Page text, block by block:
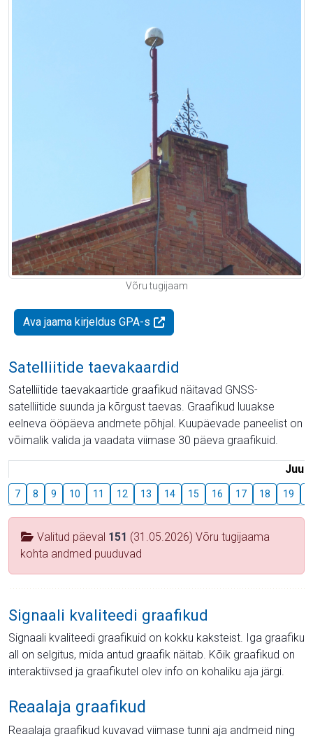
Võru tugijaam
Ava jaama kirjeldus GPA-s
Satelliitide taevakaardid
Satelliitide taevakaartide graafikud näitavad GNSS-
satelliitide suunda ja kõrgust taevas. Graafikud luuakse
eelneva ööpäeva andmete põhjal. Kuupäevade paneelist on
võimalik valida ja vaadata viimase 30 päeva graafikuid.
Juuli
7 8 9 10 11 12 13 14 15 16 17 18 19
Valitud päeval 151 (31.05.2026) Võru tugijaama
kohta andmed puuduvad
Signaali kvaliteedi graafikud
Signaali kvaliteedi graafikuid on kokku kaksteist. Iga graafiku
all on selgitus, mida antud graafik näitab. Kõik graafikud on
interaktiivsed ja graafikutel olev info on kohaliku aja järgi.
Reaalaja graafikud
Reaalaja graafikud kuvavad viimase tunni aja andmeid ning